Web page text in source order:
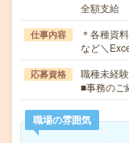
全額支給
仕事内容
＊各種資
など＼
応募資格
職種未経
■事務のご
職場の雰囲気